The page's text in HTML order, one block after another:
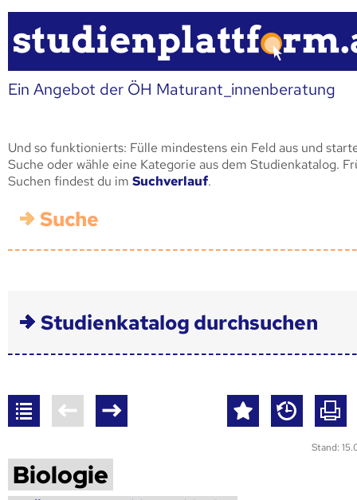
Ein Angebot der ÖH Maturant_innenberatung
Und so funktionierts: Fülle mindestens ein Feld aus und
Suche oder wähle eine Kategorie aus dem Studienkatalog.
Suchen findest du im Suchverlauf.
Suche
Studienkatalog durchsuchen
Stand:
Biologie